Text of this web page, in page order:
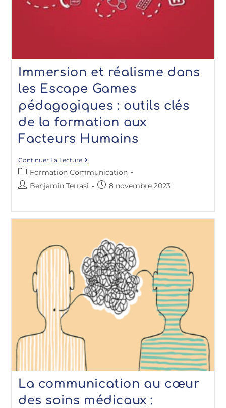
Immersion et réalisme dans
les Escape Games
pédagogiques : outils clés
de la formation aux
Facteurs Humains
Continuer La Lecture
Formation Communication
Benjamin Terrasi
8 novembre 2023
La communication au cœur
des soins médicaux :